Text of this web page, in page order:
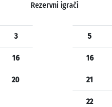
Rezervni igrači
3
16
20
5
16
21
22